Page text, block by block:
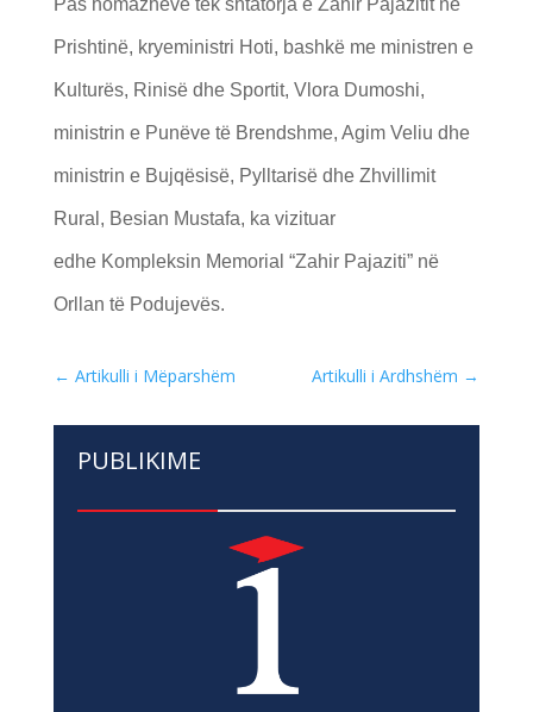
Prishtinë, kryeministri Hoti, bashkë me ministren e
Kulturës, Rinisë dhe Sportit, Vlora Dumoshi,
ministrin e Punëve të Brendshme, Agim Veliu dhe
ministrin e Bujqësisë, Pylltarisë dhe Zhvillimit
Rural, Besian Mustafa, ka vizituar
edhe Kompleksin Memorial “Zahir Pajaziti” në
Orllan të Podujevës.
← Artikulli i Mëparshëm Artikulli i Ardhshëm →
PUBLIKIME